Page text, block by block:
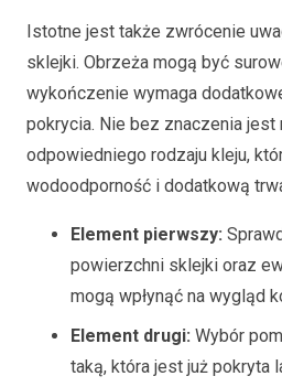
Istotne jest także zwrócenie
sklejki. Obrzeża mogą być
wykończenie wymaga
pokrycia. Nie bez znaczenia jest
odpowiedniego rodzaju kleju,
wodoodporność i dodatkową
Element pierwszy:
powierzchni sklejki oraz
mogą wpłynąć na wygląd
Element drugi: Wybór
taką, która jest już pokryta